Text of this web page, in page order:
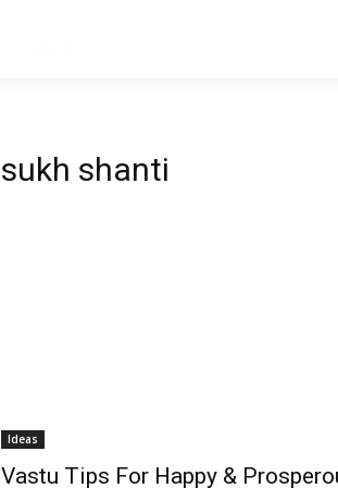
sukh shanti
Ideas
Vastu Tips For Happy &